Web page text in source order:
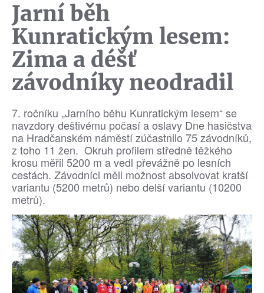
Jarní běh
Kunratickým lesem:
Zima a déšť
závodníky neodradil
7. ročníku „Jarního běhu Kunratickým lesem“ se
navzdory deštivému počasí a oslavy Dne hasičstva
na Hradčanském náměstí zúčastnilo 75 závodníků,
z toho 11 žen. Okruh profilem středně těžkého
krosu měřil 5200 m a vedl převážně po lesních
cestách. Závodníci měli možnost absolvovat kratší
variantu (5200 metrů) nebo delší variantu (10200
metrů).